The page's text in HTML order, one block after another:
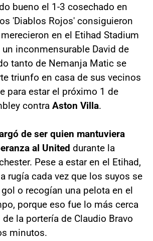
bueno el 1-3 cosechado en
'Diablos Rojos' consiguieron
en el Etihad Stadium
inconmensurable David de
tanto de Nemanja Matic se
triunfo en casa de sus vecinos
para estar el próximo 1 de
contra Aston Villa.
de ser quien mantuviera
al United durante la
Pese a estar en el Etihad,
rugía cada vez que los suyos se
o recogían una pelota en el
porque eso fue lo más cerca
la portería de Claudio Bravo
minutos.